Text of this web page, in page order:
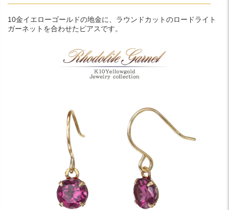
10金イエローゴールドの地金に、ラウンドカットのロードライト
ガーネットを合わせたピアスです。